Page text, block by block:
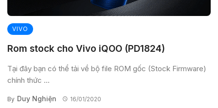
VIVO
Rom stock cho Vivo iQOO (PD1824)
Tại đây bạn có thể tải về bộ file ROM gốc (Stock Firmware)
chính thức ...
By Duy Nghiện 16/01/2020